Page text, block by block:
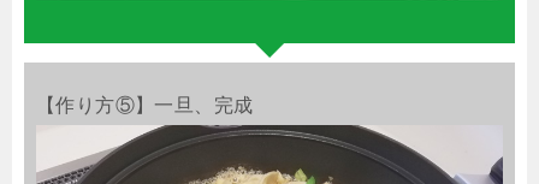
【作り方⑤】一旦、完成